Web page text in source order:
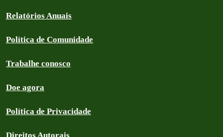
Relatórios Anuais
Política de Comunidade
Trabalhe conosco
Doe agora
Política de Privacidade